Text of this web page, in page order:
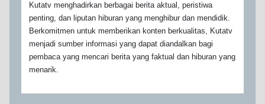
Kutatv menghadirkan berbagai berita aktual, peristiwa
penting, dan liputan hiburan yang menghibur dan mendidik.
Berkomitmen untuk memberikan konten berkualitas, Kutatv
menjadi sumber informasi yang dapat diandalkan bagi
pembaca yang mencari berita yang faktual dan hiburan yang
menarik.